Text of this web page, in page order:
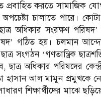
প্রবাহিত করতে সামাজিক
চালাতে পারে।
অধিকার সংরক্ষণ
গঠিত হয়। চলমান
সংগঠন ‘গণতান্ত্রিক
অধিকার পরিষদের
হাসান আল মামুন প্রমুখকে
শিক্ষার্থীদের মাঝে